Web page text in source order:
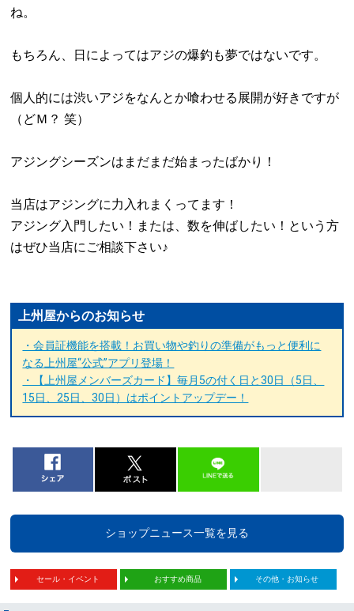
ね。
もちろん、日によってはアジの爆釣も夢ではないです。
個人的には渋いアジをなんとか喰わせる展開が好きですが
（どＭ？ 笑）
アジングシーズンはまだまだ始まったばかり！
当店はアジングに力入れまくってます！
アジング入門したい！または、数を伸ばしたい！という方
はぜひ当店にご相談下さい♪
上州屋からのお知らせ
・会員証機能を搭載！お買い物や釣りの準備がもっと便利に
なる上州屋“公式”アプリ登場！
・【上州屋メンバーズカード】毎月5の付く日と30日（5日、
15日、25日、30日）はポイントアップデー！
ショップニュース一覧を見る
セール・イベント おすすめ商品 その他・お知らせ